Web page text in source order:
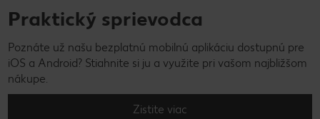
Praktický sprievodca
Poznáte už našu bezplatnú mobilnú aplikáciu dostupnú pre
iOS a Android? Stiahnite si ju a využite pri vašom najbližšom
nákupe.
Zistite viac